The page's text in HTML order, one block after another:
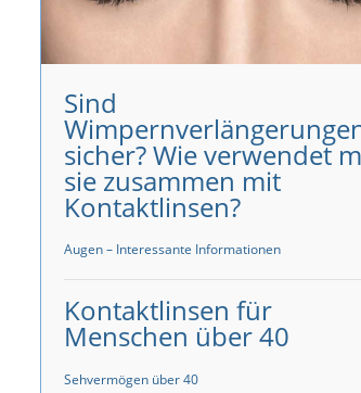
Sind
sicher? Wie verwendet
sie zusammen mit
Kontaktlinsen?
Augen – Interessante Informationen
Kontaktlinsen für
Menschen über 40
Sehvermögen über 40